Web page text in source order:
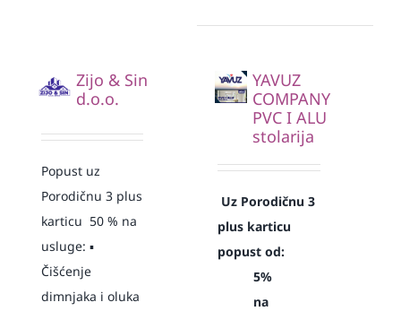
Zijo & Sin
d.o.o.
Popust uz
Porodičnu 3 plus
karticu 50 % na
usluge: ▪️
Čišćenje
dimnjaka i oluka
YAVUZ
COMPANY
PVC I ALU
stolarija
Uz Porodičnu 3
plus karticu
popust od:
5%
na